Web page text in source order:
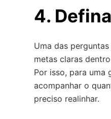
4.
Uma das
metas claras
Por isso, para uma
acompanhar o
preciso realinhar.